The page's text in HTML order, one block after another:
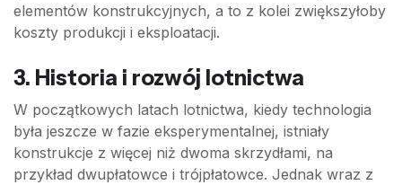
elementów konstrukcyjnych, a to z kolei zwiększyłoby
koszty produkcji i eksploatacji.
3. Historia i rozwój lotnictwa
W początkowych latach lotnictwa, kiedy technologia
była jeszcze w fazie eksperymentalnej, istniały
konstrukcje z więcej niż dwoma skrzydłami, na
przykład dwupłatowce i trójpłatowce. Jednak wraz z